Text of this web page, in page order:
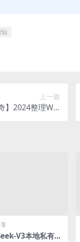
上一篇
】2024整理Win
V3本地私有化